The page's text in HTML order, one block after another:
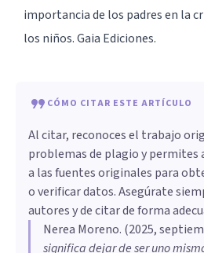
importancia de los padres en la
los niños. Gaia Ediciones.
CÓMO CITAR ESTE ARTÍCULO
Al citar, reconoces el trabajo
problemas de plagio y permites
a las fuentes originales para
o verificar datos. Asegúrate
autores y de citar de forma
Nerea Moreno. (2025,
significa dejar de ser uno